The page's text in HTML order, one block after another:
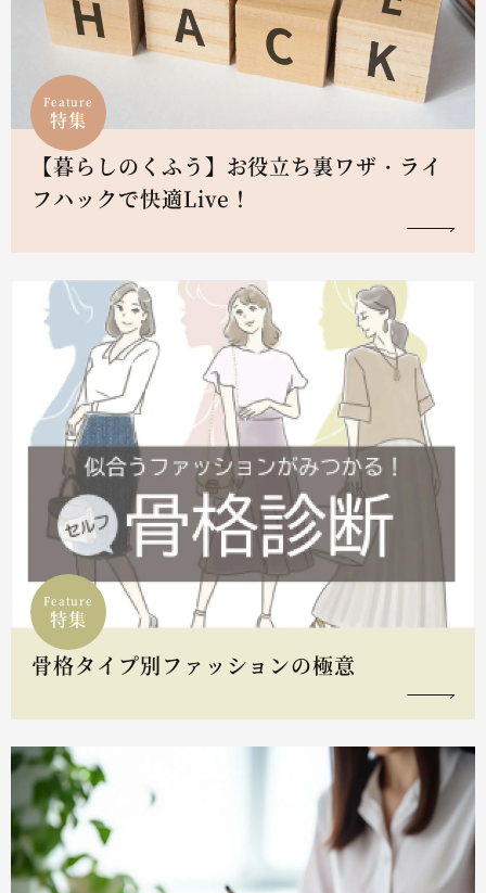
Feature
特集
【暮らしのくふう】お役立ち裏ワザ・ライ
フハックで快適Live！
Feature
特集
骨格タイプ別ファッションの極意